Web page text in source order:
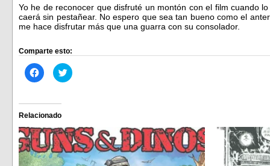
Yo he de reconocer que disfruté un montón con el film cuando
caerá sin pestañear. No espero que sea tan bueno como el
me hace disfrutar más que una guarra con su consolador.
Comparte esto:
Haz
clic
Facebook
(Se
abre
en
una
ventana
nueva)
Haz
clic
en
una
ventana
nueva)
Relacionado